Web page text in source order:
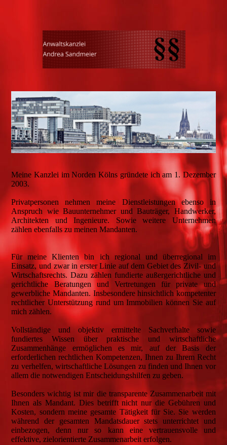
Meine Kanzlei im Norden Kölns gründete ich am 1. Dezember
2003.
Privatpersonen nehmen meine Dienstleistungen ebenso in
Anspruch wie Bauunternehmer und Bauträger, Handwerker,
Architekten und Ingenieure. Sowie weitere Unternehmen
zählen ebenfalls zu meinen Mandanten.
Für meine Klienten bin ich regional und überregional im
Einsatz, und zwar in erster Linie auf dem Gebiet des Zivil- und
Wirtschaftsrechts. Dazu zählen fundierte außergerichtliche und
gerichtliche Beratungen und Vertretungen für private und
gewerbliche Mandanten. Insbesondere hinsichtlich kompetenter
rechtlicher Unterstützung rund um Immobilien können Sie auf
mich zählen.
Vollständige und objektiv ermittelte Sachverhalte sowie
fundiertes Wissen über praktische und wirtschaftliche
Zusammenhänge ermöglichen es mir, auf der Basis der
erforderlichen rechtlichen Kompetenzen, Ihnen zu Ihrem Recht
zu verhelfen, wirtschaftliche Lösungen zu finden und Ihnen vor
allem die notwendigen Entscheidungshilfen zu geben.
Besonders wichtig ist mir die transparente Zusammenarbeit mit
Ihnen als Mandant. Dies betrifft nicht nur die Gebühren und
Kosten, sondern meine gesamte Tätigkeit für Sie. Sie werden
während der gesamten Mandatsdauer stets unterrichtet und
einbezogen, denn nur so kann eine vertrauensvolle und
effektive, zielorientierte Zusammenarbeit erfolgen.